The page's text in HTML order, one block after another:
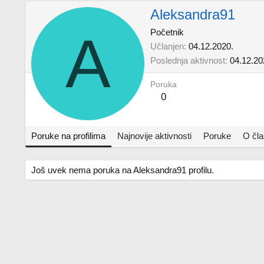
A
Aleksandra91
Početnik
Učlanjen 04.12.2020.
Poslednja aktivnost
Poruka
0
Poruke na profilima Najnovije aktivnosti Poruke O
Još uvek nema poruka na Aleksandra91 profilu.